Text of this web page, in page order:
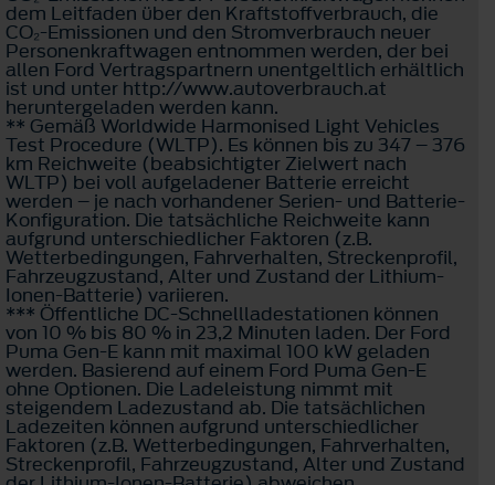
dem Leitfaden über den Kraftstoffverbrauch, die
CO₂-Emissionen und den Stromverbrauch neuer
Personenkraftwagen entnommen werden, der bei
allen Ford Vertragspartnern unentgeltlich erhältlich
ist und unter http://www.autoverbrauch.at
heruntergeladen werden kann.
** Gemäß Worldwide Harmonised Light Vehicles
Test Procedure (WLTP). Es können bis zu 347 – 376
km Reichweite (beabsichtigter Zielwert nach
WLTP) bei voll aufgeladener Batterie erreicht
werden – je nach vorhandener Serien- und Batterie-
Konfiguration. Die tatsächliche Reichweite kann
aufgrund unterschiedlicher Faktoren (z.B.
Wetterbedingungen, Fahrverhalten, Streckenprofil,
Fahrzeugzustand, Alter und Zustand der Lithium-
Ionen-Batterie) variieren.
*** Öffentliche DC-Schnellladestationen können
von 10 % bis 80 % in 23,2 Minuten laden. Der Ford
Puma Gen-E kann mit maximal 100 kW geladen
werden. Basierend auf einem Ford Puma Gen-E
ohne Optionen. Die Ladeleistung nimmt mit
steigendem Ladezustand ab. Die tatsächlichen
Ladezeiten können aufgrund unterschiedlicher
Faktoren (z.B. Wetterbedingungen, Fahrverhalten,
Streckenprofil, Fahrzeugzustand, Alter und Zustand